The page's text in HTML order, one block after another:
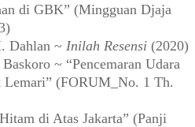
di GBK” (Mingguan Djaja
Dahlan ~ Inilah Resensi (2020)
~ “Pencemaran Udara
Lemari” (FORUM_No. 1 Th.
di Atas Jakarta” (Panji